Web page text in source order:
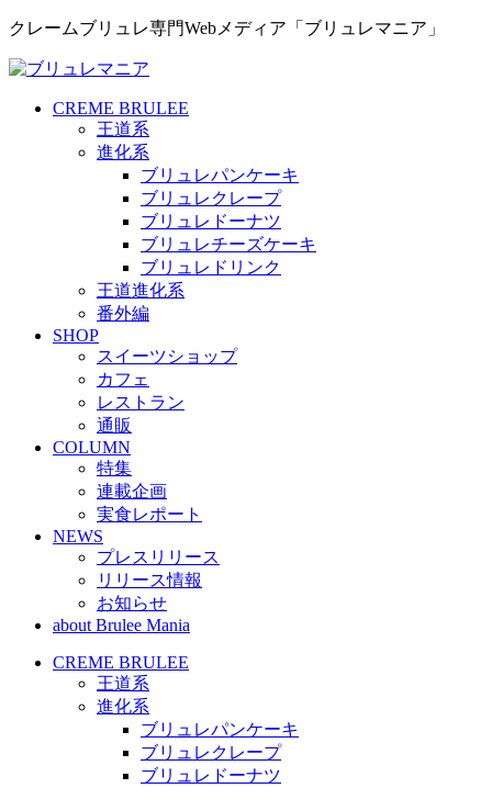
クレームブリュレ専門Webメディア「ブリュレマニア」
CREME BRULEE
王道系
進化系
ブリュレパンケーキ
ブリュレクレープ
ブリュレドーナツ
ブリュレチーズケーキ
ブリュレドリンク
王道進化系
番外編
SHOP
スイーツショップ
カフェ
レストラン
通販
COLUMN
特集
連載企画
実食レポート
NEWS
プレスリリース
リリース情報
お知らせ
about Brulee Mania
CREME BRULEE
王道系
進化系
ブリュレパンケーキ
ブリュレクレープ
ブリュレドーナツ